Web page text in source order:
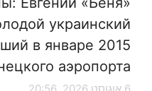
украинский
в январе 2015
аэропорта